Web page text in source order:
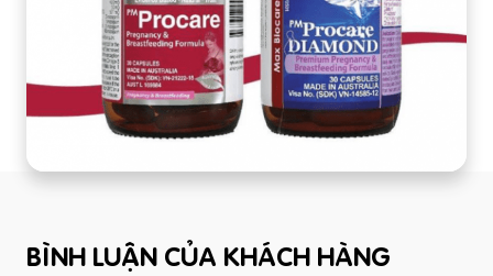
BÌNH LUẬN CỦA KHÁCH HÀNG